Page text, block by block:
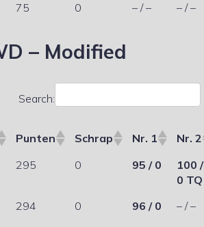
75 0 – / – – / –
– Modified
Search:
Punten Schrap Nr. 1
Nr. 2
295 0 95 / 0
100 /
0 TQ
294 0 96 / 0 – / –